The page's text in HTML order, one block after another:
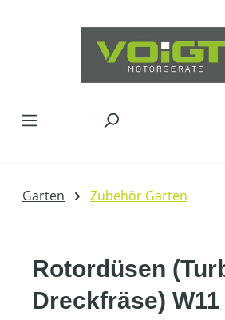
Garten Zubehör Garten
Rotordüsen
Dreckfräse) W11